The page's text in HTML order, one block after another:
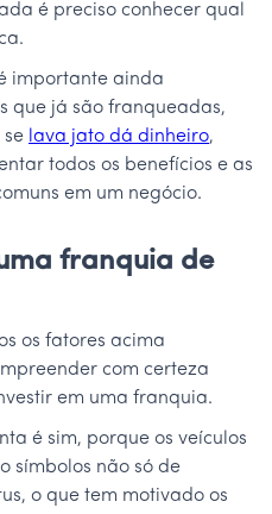
é preciso conhecer qual
importante ainda
que já são franqueadas,
se lava jato dá dinheiro,
todos os benefícios e as
em um negócio.
franquia de
os fatores acima
com certeza
em uma franquia.
é sim, porque os veículos
símbolos não só de
o que tem motivado os